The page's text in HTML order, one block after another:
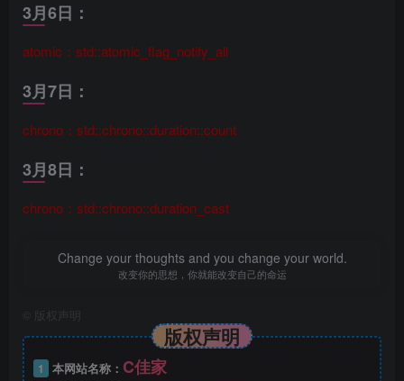
3月6日：
atomic：std::atomic_flag_notify_all
3月7日：
chrono：std::chrono::duration::count
3月8日：
chrono：std::chrono::duration_cast
Change your thoughts and you change your world.
改变你的思想，你就能改变自己的命运
版权声明
版权声明
1 本网站名称： C佳家